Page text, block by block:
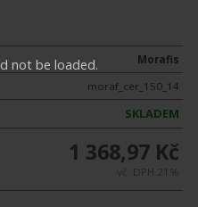
not be loaded.
Morafis
moraf_cer_150_14
SKLADEM
1 368,97 Kč
vč. DPH 21%